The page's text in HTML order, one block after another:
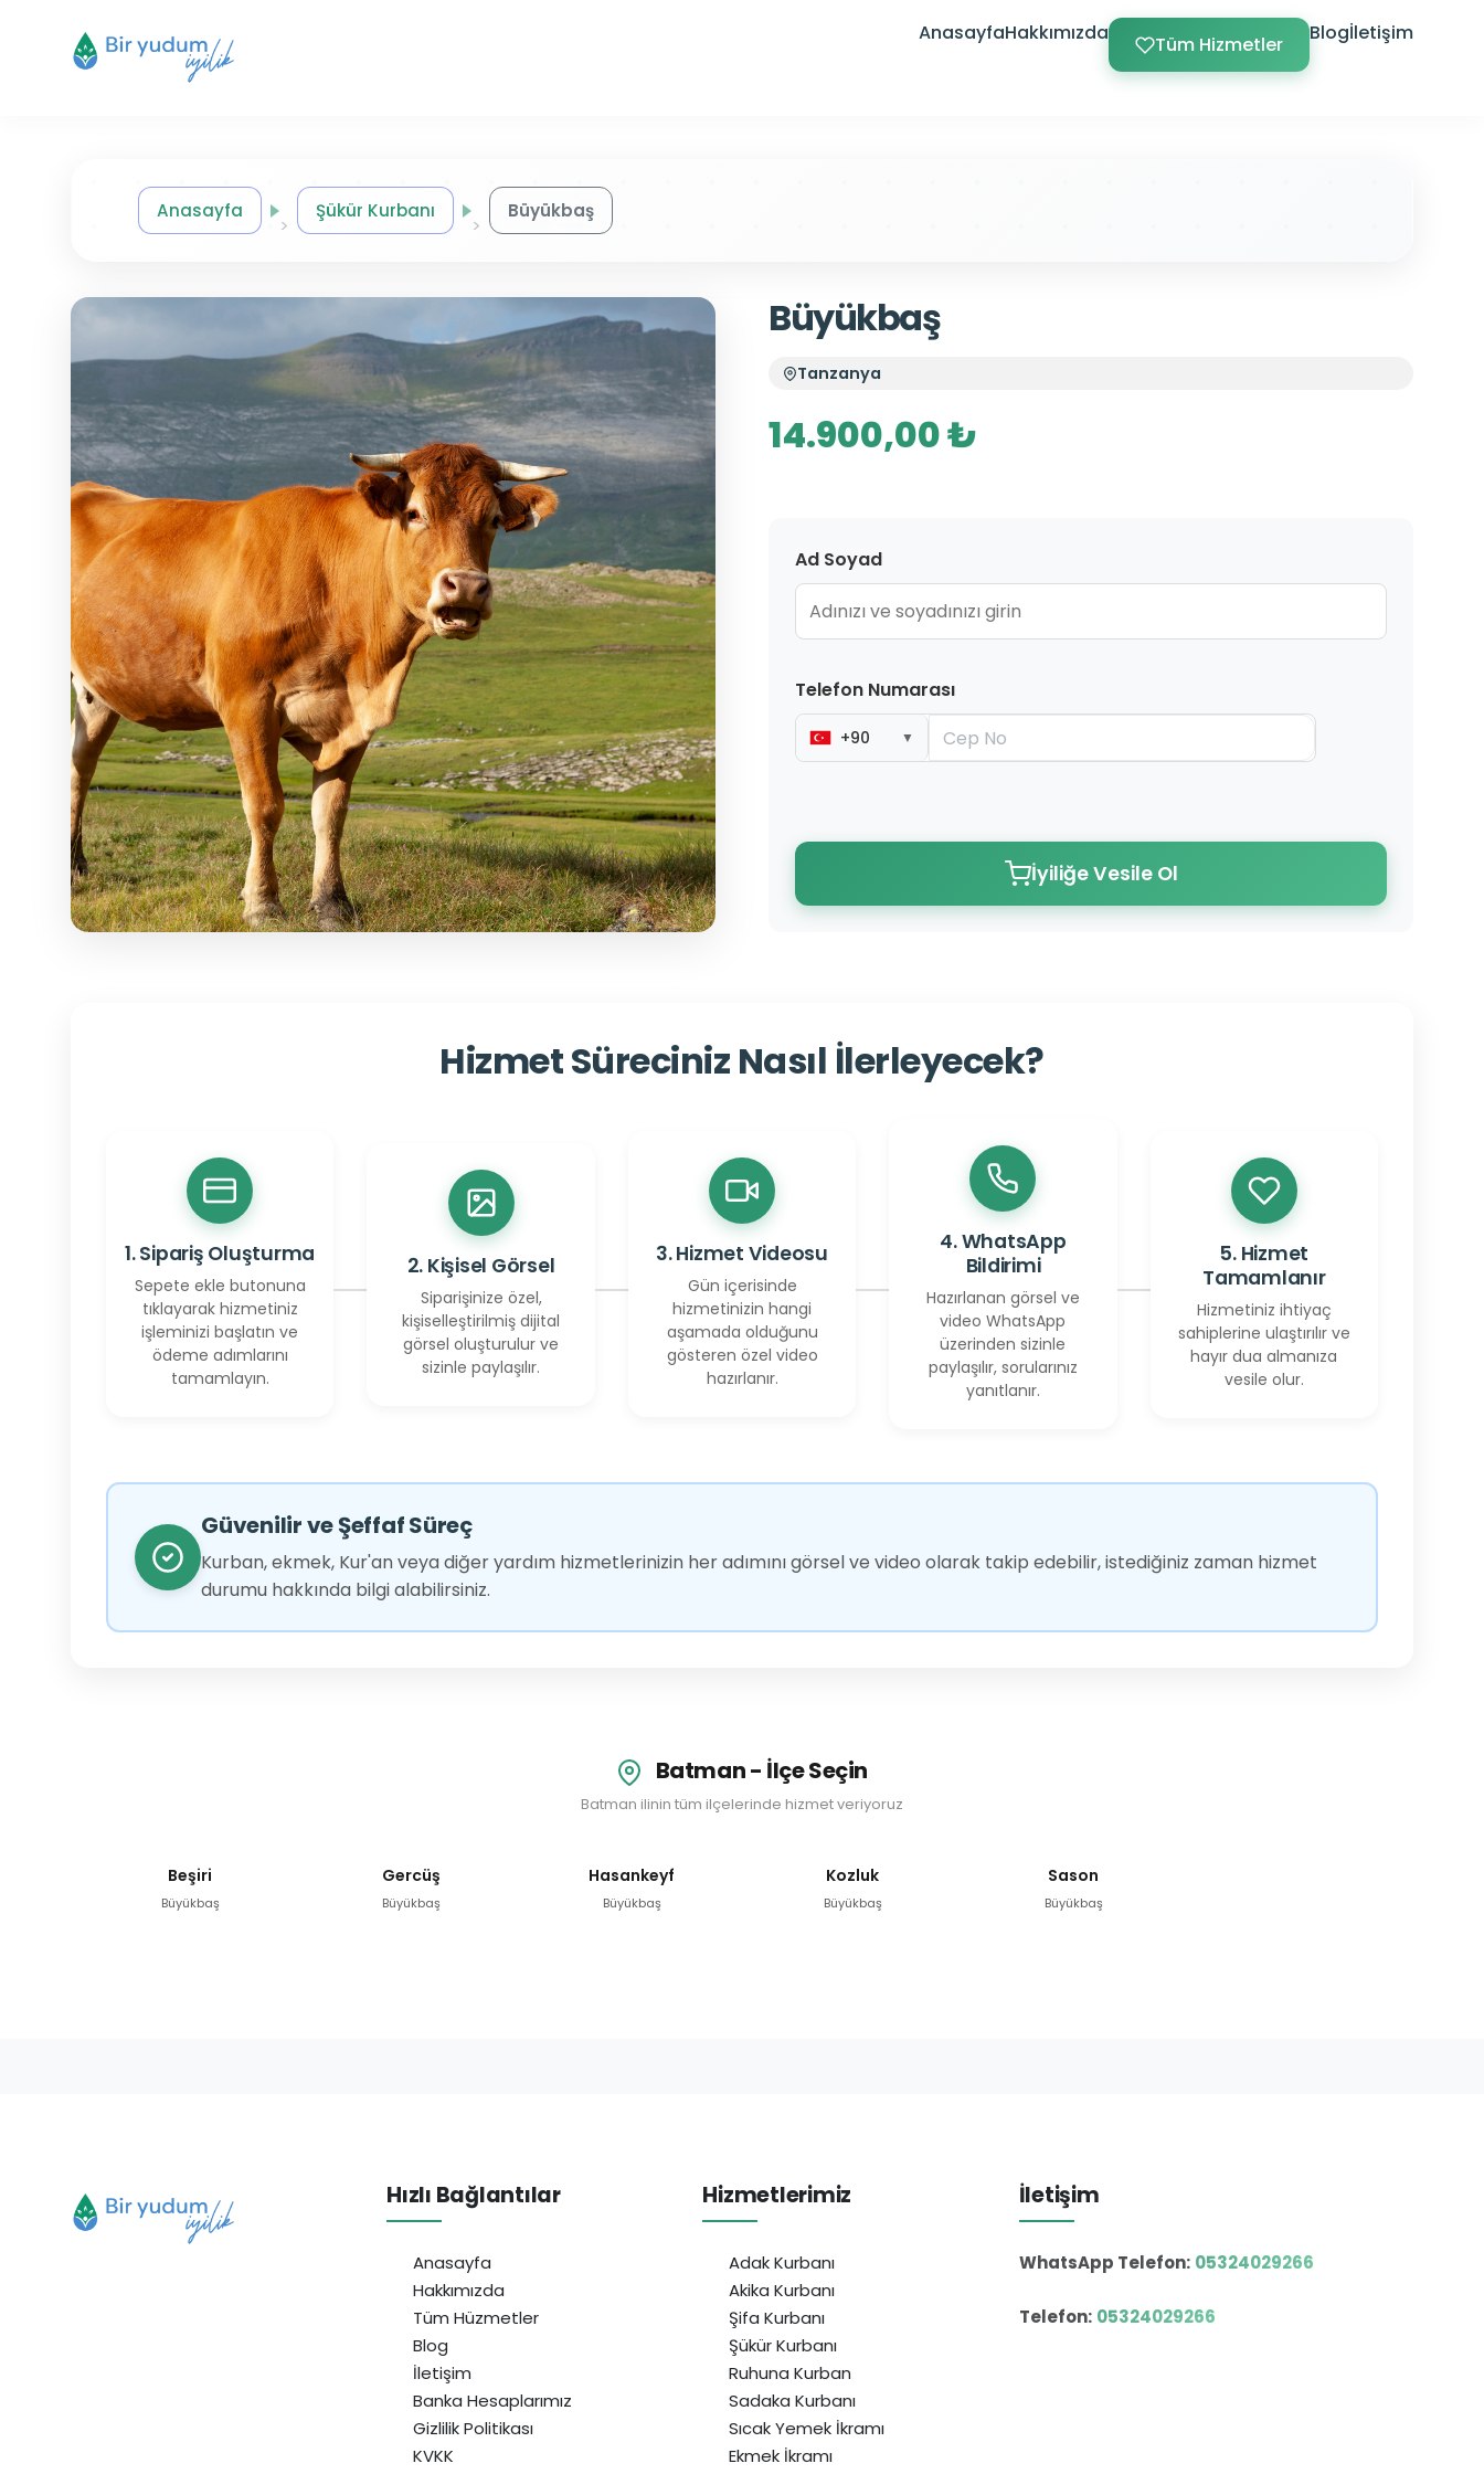
AnasayfaHakkımızda Tüm Hizmetler Blogİletişim
Anasayfa Şükür Kurbanı Büyükbaş
Büyükbaş
Tanzanya
14.900,00 ₺
Ad Soyad
Telefon Numarası
+90 ▼
İyiliğe Vesile Ol
Hizmet Süreciniz Nasıl İlerleyecek?
1. Sipariş Oluşturma
Sepete ekle butonuna
tıklayarak hizmetiniz
işleminizi başlatın ve
ödeme adımlarını
tamamlayın.
2. Kişisel Görsel
Siparişinize özel,
kişiselleştirilmiş dijital
görsel oluşturulur ve
sizinle paylaşılır.
3. Hizmet Videosu
Gün içerisinde
hizmetinizin hangi
aşamada olduğunu
gösteren özel video
hazırlanır.
4. WhatsApp
Bildirimi
Hazırlanan görsel ve
video WhatsApp
üzerinden sizinle
paylaşılır, sorularınız
yanıtlanır.
5. Hizmet
Tamamlanır
Hizmetiniz ihtiyaç
sahiplerine ulaştırılır ve
hayır dua almanıza
vesile olur.
Güvenilir ve Şeffaf Süreç
Kurban, ekmek, Kur'an veya diğer yardım hizmetlerinizin her adımını görsel ve video olarak takip edebilir, istediğiniz zaman hizmet
durumu hakkında bilgi alabilirsiniz.
Batman - İlçe Seçin
Batman ilinin tüm ilçelerinde hizmet veriyoruz
Beşiri
Büyükbaş
Gercüş
Büyükbaş
Hasankeyf
Büyükbaş
Kozluk
Büyükbaş
Sason
Büyükbaş
Hızlı Bağlantılar
Anasayfa
Hakkımızda
Tüm Hüzmetler
Blog
İletişim
Banka Hesaplarımız
Gizlilik Politikası
KVKK
Hizmetlerimiz
Adak Kurbanı
Akika Kurbanı
Şifa Kurbanı
Şükür Kurbanı
Ruhuna Kurban
Sadaka Kurbanı
Sıcak Yemek İkramı
Ekmek İkramı
İletişim
WhatsApp Telefon: 05324029266
Telefon: 05324029266